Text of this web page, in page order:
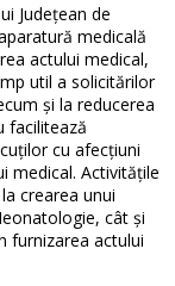
Județean de
medicală
actului medical,
util a solicitărilor
și la reducerea
facilitează
cu afecțiuni
medical. Activitățile
crearea unui
cât și
furnizarea actului